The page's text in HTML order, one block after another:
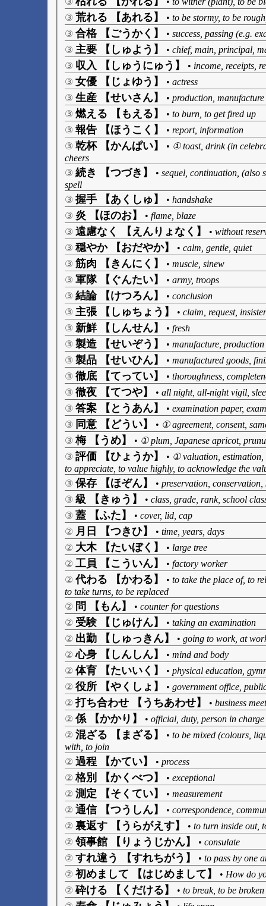
③ 荒れる 【あれる】 • to be stormy, to be
③ 合格 【ごうかく】 • success, passing (e.g.
③ 主要 【しゅよう】 • chief, main, principal,
③ 収入 【しゅうにゅう】 • income, receipts,
③ 女優 【じょゆう】 • actress
③ 生産 【せいさん】 • production, manufacture
③ 燃える 【もえる】 • to burn, to get fired up
③ 報告 【ほうこく】 • report, information
③ 乾杯 【かんぱい】 • ① toast, drink (in
cheers
③ 続き 【つづき】 • sequel, continuation, (also
spell
③ 握手 【あくしゅ】 • handshake
③ 炎 【ほのお】 • flame, blaze
③ 遠慮なく 【えんりょなく】 • without
③ 穏やか 【おだやか】 • calm, gentle, quiet
③ 筋肉 【きんにく】 • muscle, sinew
③ 軍隊 【ぐんたい】 • army, troops
③ 結論 【けつろん】 • conclusion
③ 主張 【しゅちょう】 • claim, request,
③ 新鮮 【しんせん】 • fresh
③ 製造 【せいぞう】 • manufacture, production
③ 製品 【せいひん】 • manufactured goods,
③ 徹底 【てってい】 • thoroughness,
③ 徹夜 【てつや】 • all night, all-night vigil,
③ 答案 【とうあん】 • examination paper,
③ 同意 【どうい】 • ① agreement, consent,
③ 梅 【うめ】 • ① plum, Japanese apricot,
③ 評価 【ひょうか】 • ① valuation, estimation,
to appreciate, to value highly, to acknowledge the
③ 保存 【ほぞん】 • preservation,
③ 級 【きゅう】 • class, grade, rank, school
③ 蓋 【ふた】 • cover, lid, cap
② 月日 【つきひ】 • time, years, days
② 大木 【たいぼく】 • large tree
② 工員 【こういん】 • factory worker
② 代わる 【かわる】 • to take the place of, to
to take turns, to be replaced
② 問 【もん】 • counter for questions
② 受験 【じゅけん】 • taking an examination
② 出勤 【しゅっきん】 • going to work, at
② 心身 【しんしん】 • mind and body
② 体育 【たいいく】 • physical education,
② 役所 【やくしょ】 • government office,
② 打ち合わせ 【うちあわせ】 • business
② 係 【かかり】 • official, duty, person in charge
② 混ざる 【まざる】 • to be mixed (colours,
with, to join
② 過程 【かてい】 • process
② 格別 【かくべつ】 • exceptional
② 測定 【そくてい】 • measurement
② 通信 【つうしん】 • correspondence,
② 裏返す 【うらがえす】 • to turn inside out,
② 領事館 【りょうじかん】 • consulate
② すれ違う 【すれちがう】 • to pass by one
② 初めまして 【はじめまして】 • How do
② 砕ける 【くだける】 • to break, to be broken